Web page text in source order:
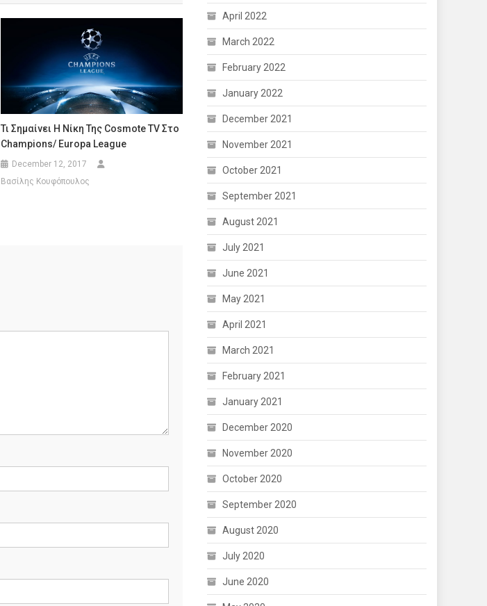
Τι Σημαίνει Η Νίκη Της Cosmote TV Στο
Champions/ Europa League
December 12, 2017
Βασίλης Κουφόπουλος
April 2022
March 2022
February 2022
January 2022
December 2021
November 2021
October 2021
September 2021
August 2021
July 2021
June 2021
May 2021
April 2021
March 2021
February 2021
January 2021
December 2020
November 2020
October 2020
September 2020
August 2020
July 2020
June 2020